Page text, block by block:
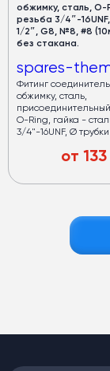
обжимку, сталь, O-
резьба 3/4″-
1/2″, G8, №8, #8
без стакана.
spares-
Фитинг
обжимку, сталь,
присоединительный
O-Ring, гайка -
3/4"-16UNF, Ø
от 133